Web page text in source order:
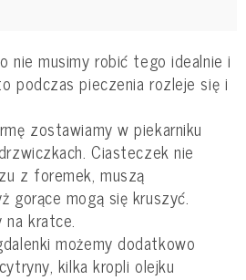
nie musimy robić tego idealnie i
podczas pieczenia rozleje się i
zostawiamy w piekarniku
Ciasteczek nie
z foremek, muszą
gorące mogą się kruszyć.
kratce.
możemy dodatkowo
kilka kropli olejku